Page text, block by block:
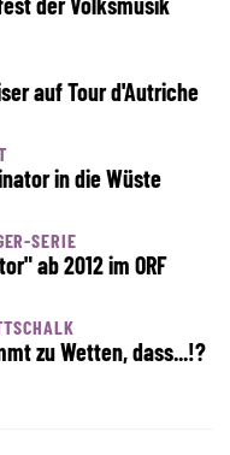
auf Tour d'Autriche
in die Wüste
SERIE
ab 2012 im ORF
zu Wetten, dass...!?